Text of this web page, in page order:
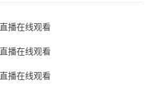
播在线观看
播在线观看
播在线观看